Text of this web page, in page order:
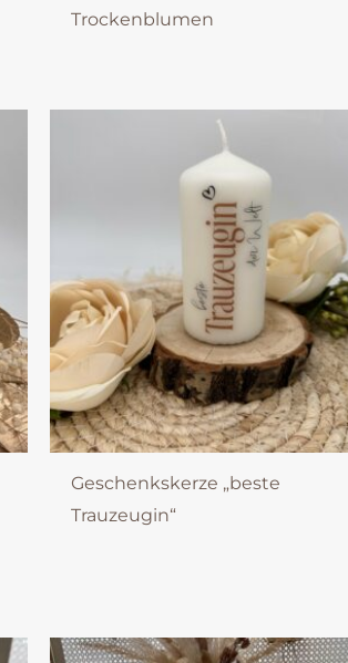
Trockenblumen
Geschenkskerze „beste
Trauzeugin“